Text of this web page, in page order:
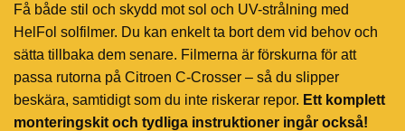
Få både stil och skydd mot sol och UV-strålning med
HelFol solfilmer. Du kan enkelt ta bort dem vid behov och
sätta tillbaka dem senare. Filmerna är förskurna för att
passa rutorna på Citroen C-Crosser – så du slipper
beskära, samtidigt som du inte riskerar repor. Ett komplett
monteringskit och tydliga instruktioner ingår också!